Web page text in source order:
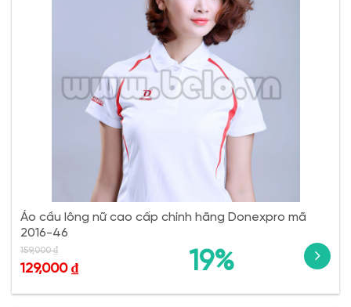
Áo cầu lông nữ cao cấp chính hãng Donexpro mã
2016-46
19%
159,000₫
129,000 ₫